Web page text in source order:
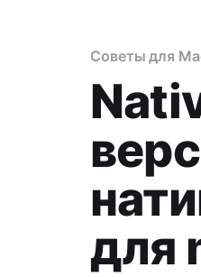
Советы для
для